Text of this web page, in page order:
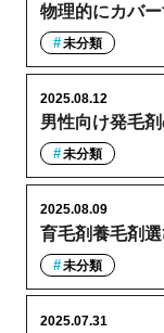
物理的にカバ
未分類
男性向け発毛
2025.08.12
未分類
育毛剤養毛剤
2025.08.09
未分類
2025.07.31